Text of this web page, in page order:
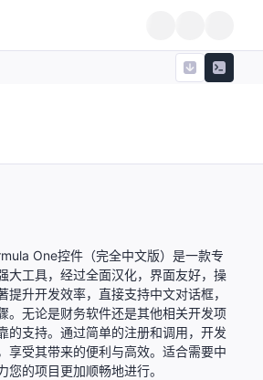
One控件（完全中文版）是一款专
大工具，经过全面汉化，界面友好，操
提升开发效率，直接支持中文对话框，
。无论是财务软件还是其他相关开发项
的支持。通过简单的注册和调用，开发
享受其带来的便利与高效。适合需要中
的项目更加顺畅地进行。